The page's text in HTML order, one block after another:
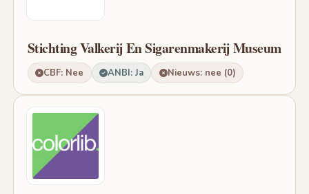
Stichting Valkerij En Sigarenmakerij Museum
CBF: Nee ANBI: Ja Nieuws: nee (0)